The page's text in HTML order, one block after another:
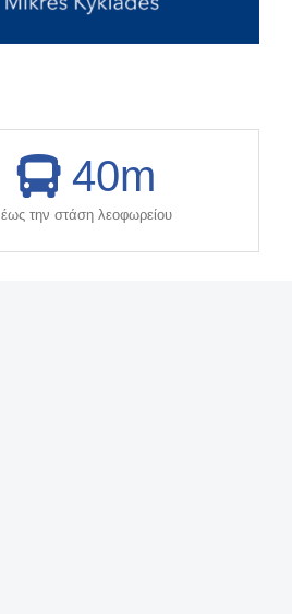
40m
έως την στάση λεοφωρείου